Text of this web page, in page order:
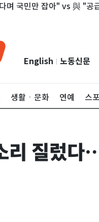
잡아" vs 與 "공급 정책에
English 노동신문
생활ㆍ문화 연예 스
리 질렀